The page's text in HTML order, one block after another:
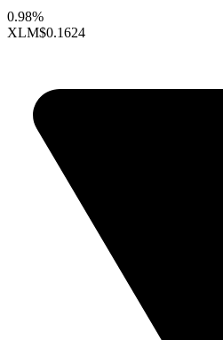
0.98%
XLM$0.1624